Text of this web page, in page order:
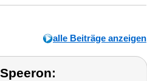
alle Beiträge anzeigen